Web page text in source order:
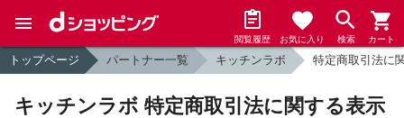
閲覧履歴 お気に入り 検索 カート
トップページ パートナー一覧 キッチンラボ 特定商取引法に
キッチンラボ 特定商取引法に関する表示